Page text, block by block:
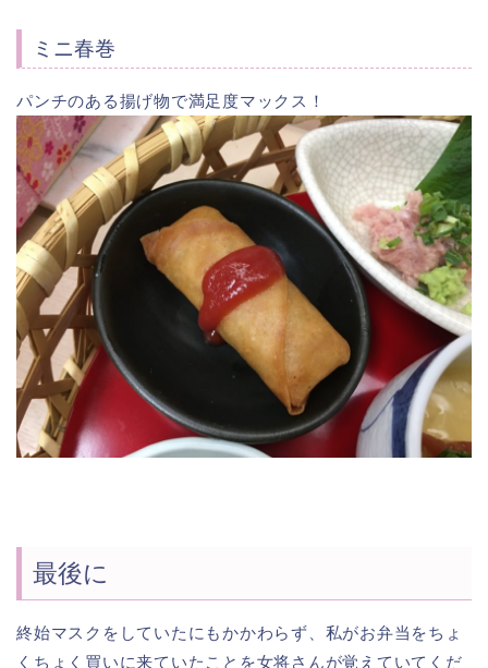
ミニ春巻
パンチのある揚げ物で満足度マックス！
最後に
終始マスクをしていたにもかかわらず、私がお弁当をちょ
くちょく買いに来ていたことを女将さんが覚えていてくだ